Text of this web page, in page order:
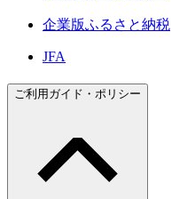
企業版ふるさと納税
JFA
ご利用ガイド・ポリシー